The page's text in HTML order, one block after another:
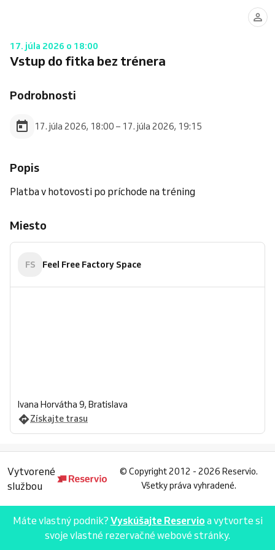
17. júla 2026 o 18:00
Vstup do fitka bez trénera
Podrobnosti
17. júla 2026, 18:00 – 17. júla 2026, 19:15
Popis
Platba v hotovosti po príchode na tréning
Miesto
FS Feel Free Factory Space
Ivana Horvátha 9, Bratislava
Získajte trasu
Vytvorené
službou
© Copyright 2012 - 2026 Reservio.
Všetky práva vyhradené.
Máte vlastný podnik? Vyskúšajte Reservio a vytvorte si
svoje vlastné rezervačné webové stránky.